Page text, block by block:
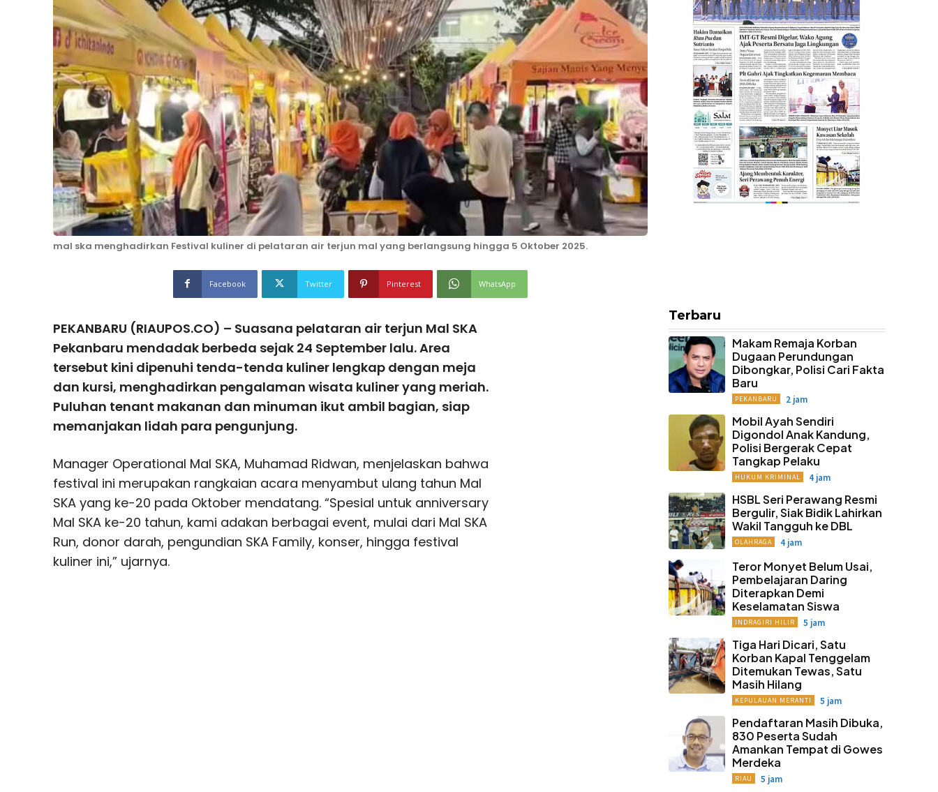
mal ska menghadirkan Festival kuliner di pelataran air terjun mal yang berlangsung hingga 5 Oktober 2025.
Facebook Twitter Pinterest WhatsApp
PEKANBARU (RIAUPOS.CO) – Suasana pelataran air terjun Mal SKA
Pekanbaru mendadak berbeda sejak 24 September lalu. Area
tersebut kini dipenuhi tenda-tenda kuliner lengkap dengan meja
dan kursi, menghadirkan pengalaman wisata kuliner yang meriah.
Puluhan tenant makanan dan minuman ikut ambil bagian, siap
memanjakan lidah para pengunjung.
Manager Operational Mal SKA, Muhamad Ridwan, menjelaskan bahwa
festival ini merupakan rangkaian acara menyambut ulang tahun Mal
SKA yang ke-20 pada Oktober mendatang. “Spesial untuk anniversary
Mal SKA ke-20 tahun, kami adakan berbagai event, mulai dari Mal SKA
Run, donor darah, pengundian SKA Family, konser, hingga festival
kuliner ini,” ujarnya.
Terbaru
Makam Remaja Korban
Dugaan Perundungan
Dibongkar, Polisi Cari Fakta
Baru
PEKANBARU 2 jam
Mobil Ayah Sendiri
Digondol Anak Kandung,
Polisi Bergerak Cepat
Tangkap Pelaku
HUKUM KRIMINAL 4 jam
HSBL Seri Perawang Resmi
Bergulir, Siak Bidik Lahirkan
Wakil Tangguh ke DBL
OLAHRAGA 4 jam
Teror Monyet Belum Usai,
Pembelajaran Daring
Diterapkan Demi
Keselamatan Siswa
INDRAGIRI HILIR 5 jam
Tiga Hari Dicari, Satu
Korban Kapal Tenggelam
Ditemukan Tewas, Satu
Masih Hilang
KEPULAUAN MERANTI 5 jam
Pendaftaran Masih Dibuka,
830 Peserta Sudah
Amankan Tempat di Gowes
Merdeka
RIAU 5 jam